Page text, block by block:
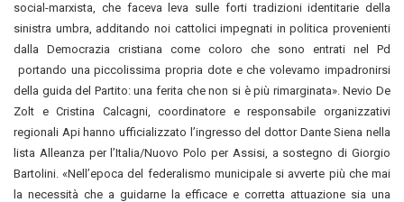
social-marxista, che faceva leva sulle forti tradizioni identitarie della
sinistra umbra, additando noi cattolici impegnati in politica provenienti
dalla Democrazia cristiana come coloro che sono entrati nel Pd
portando una piccolissima propria dote e che volevamo impadronirsi
della guida del Partito: una ferita che non si è più rimarginata». Nevio De
Zolt e Cristina Calcagni, coordinatore e responsabile organizzativi
regionali Api hanno ufficializzato l’ingresso del dottor Dante Siena nella
lista Alleanza per l’Italia/Nuovo Polo per Assisi, a sostegno di Giorgio
Bartolini. «Nell’epoca del federalismo municipale si avverte più che mai
la necessità che a guidarne la efficace e corretta attuazione sia una